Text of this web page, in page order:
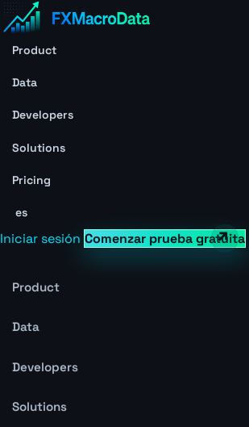
Product
Data
Developers
Solutions
Pricing
es
Iniciar sesión Comenzar prueba gratuita
Product
Data
Developers
Solutions